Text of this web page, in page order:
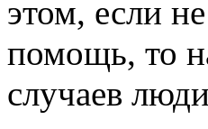
этом, если
помощь, то
случаев